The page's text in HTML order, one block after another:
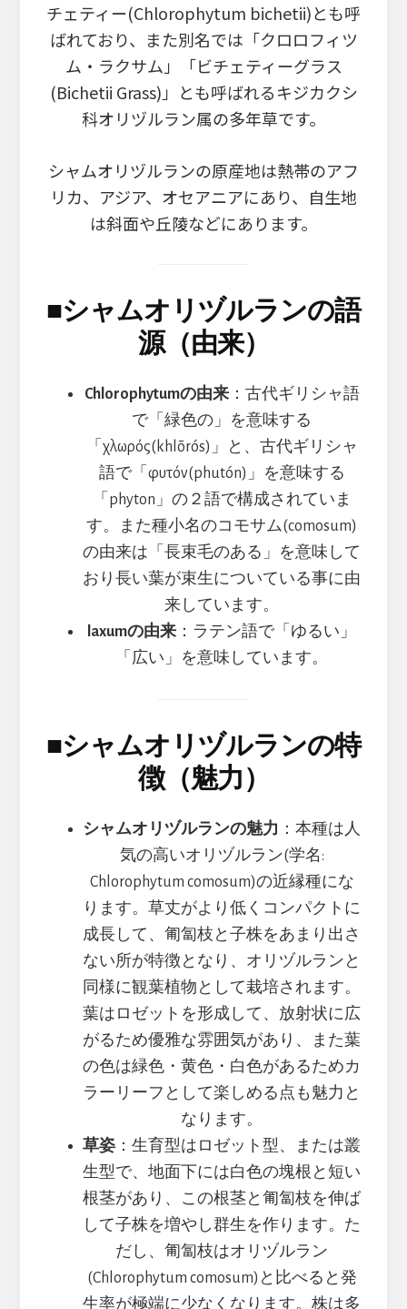
チェティー(Chlorophytum bichetii)とも呼
ばれており、また別名では「クロロフィツ
ム・ラクサム」「ビチェティーグラス
(Bichetii Grass)」とも呼ばれるキジカクシ
科オリヅルラン属の多年草です。
シャムオリヅルランの原産地は熱帯のアフ
リカ、アジア、オセアニアにあり、自生地
は斜面や丘陵などにあります。
■シャムオリヅルランの語
源（由来）
Chlorophytumの由来：古代ギリシャ語
で「緑色の」を意味する
「χλωρός(khlōrós)」と、古代ギリシャ
語で「φυτόν(phutón)」を意味する
「phyton」の２語で構成されていま
す。また種小名のコモサム(comosum)
の由来は「長束毛のある」を意味して
おり長い葉が束生についている事に由
来しています。
laxumの由来 ：ラテン語で「ゆるい」
「広い」を意味しています。
■シャムオリヅルランの特
徴（魅力）
シャムオリヅルランの魅力 ：本種は人
気の高いオリヅルラン(学名:
Chlorophytum comosum)の近縁種にな
ります。草丈がより低くコンパクトに
成長して、匍匐枝と子株をあまり出さ
ない所が特徴となり、オリヅルランと
同様に観葉植物として栽培されます。
葉はロゼットを形成して、放射状に広
がるため優雅な雰囲気があり、また葉
の色は緑色・黄色・白色があるためカ
ラーリーフとして楽しめる点も魅力と
なります。
草姿 ：生育型はロゼット型、または叢
生型で、地面下には白色の塊根と短い
根茎があり、この根茎と匍匐枝を伸ば
して子株を増やし群生を作ります。た
だし、匍匐枝はオリヅルラン
(Chlorophytum comosum)と比べると発
生率が極端に少なくなります。株は多